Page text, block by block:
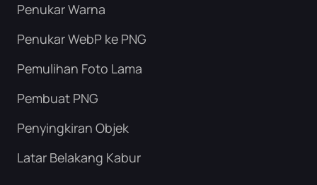
Penukar Warna
Penukar WebP ke PNG
Pemulihan Foto Lama
Pembuat PNG
Penyingkiran Objek
Latar Belakang Kabur